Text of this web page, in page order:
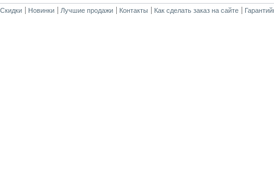
Скидки Новинки Лучшие продажи Контакты Как сделать заказ на сайте